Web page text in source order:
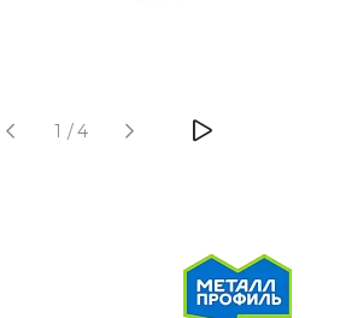
1 /4